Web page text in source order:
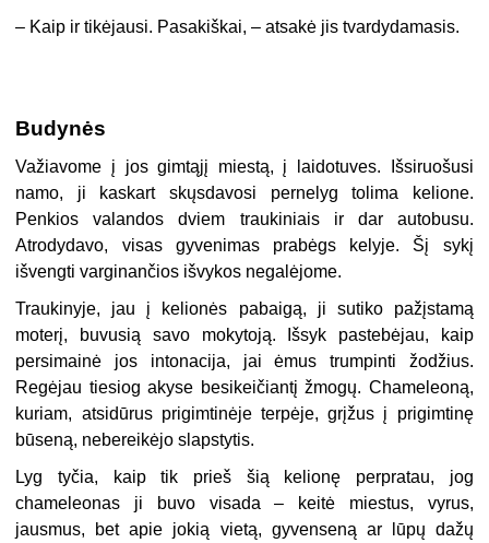
– Kaip ir tikėjausi. Pasakiškai, – atsakė jis tvardydamasis.
Budynės
Važiavome į jos gimtąjį miestą, į laidotuves. Išsiruošusi
namo, ji kaskart skųsdavosi pernelyg tolima kelione.
Penkios valandos dviem traukiniais ir dar autobusu.
Atrodydavo, visas gyvenimas prabėgs kelyje. Šį sykį
išvengti varginančios išvykos negalėjome.
Traukinyje, jau į kelionės pabaigą, ji sutiko pažįstamą
moterį, buvusią savo mokytoją. Išsyk pastebėjau, kaip
persimainė jos intonacija, jai ėmus trumpinti žodžius.
Regėjau tiesiog akyse besikeičiantį žmogų. Chameleoną,
kuriam, atsidūrus prigimtinėje terpėje, grįžus į prigimtinę
būseną, nebereikėjo slapstytis.
Lyg tyčia, kaip tik prieš šią kelionę perpratau, jog
chameleonas ji buvo visada – keitė miestus, vyrus,
jausmus, bet apie jokią vietą, gyvenseną ar lūpų dažų